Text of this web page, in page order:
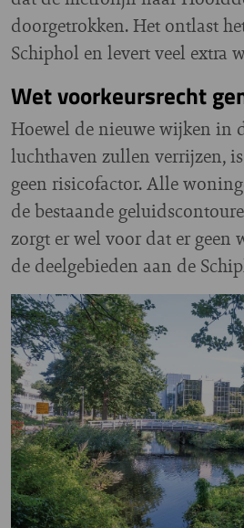
doorgetrokken. Het ontlast
Schiphol en levert veel extra
Wet voorkeursrecht
Hoewel de nieuwe wijken in
luchthaven zullen verrijzen,
geen risicofactor. Alle
de bestaande
zorgt er wel voor dat er
de deelgebieden aan de
Image